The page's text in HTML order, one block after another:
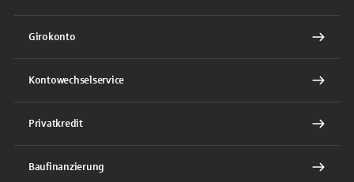
Girokonto
Kontowechselservice
Privatkredit
Baufinanzierung